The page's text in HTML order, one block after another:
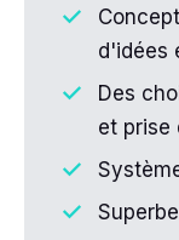
d'idées
Des
et prise